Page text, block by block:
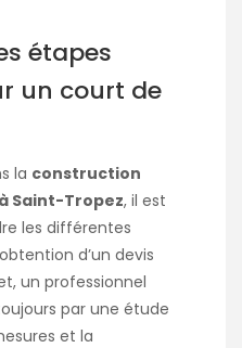
étapes
un court de
la construction
Saint-Tropez, il est
les différentes
d’un devis
un professionnel
par une étude
et la